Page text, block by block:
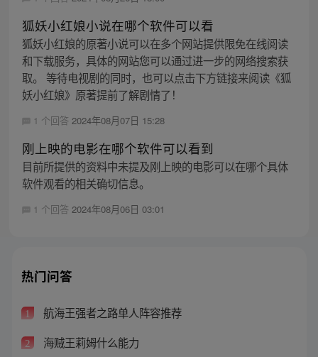
狐妖小红娘小说在哪个软件可以看
狐妖小红娘的原著小说可以在多个网站提供限免在线阅读
和下载服务，具体的网站您可以通过进一步的网络搜索获
取。 等待电视剧的同时，也可以点击下方链接来阅读《狐
妖小红娘》原著提前了解剧情了！
1 个回答 2024年08月07日 15:28
刚上映的电影在哪个软件可以看到
目前所提供的资料中未提及刚上映的电影可以在哪个具体
软件观看的相关确切信息。
1 个回答 2024年08月06日 03:01
热门问答
1 航海王强者之路单人阵容推荐
2 海贼王莉姆什么能力